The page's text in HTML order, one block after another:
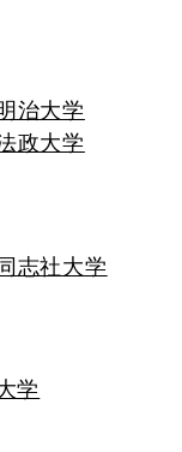
治大学
政大学
志社大学
学